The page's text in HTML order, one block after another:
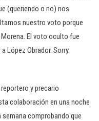
(queriendo o no) nos
nuestro voto porque
El voto oculto fue
López Obrador. Sorry.
y precario
colaboración en una noche
semana comprobando que